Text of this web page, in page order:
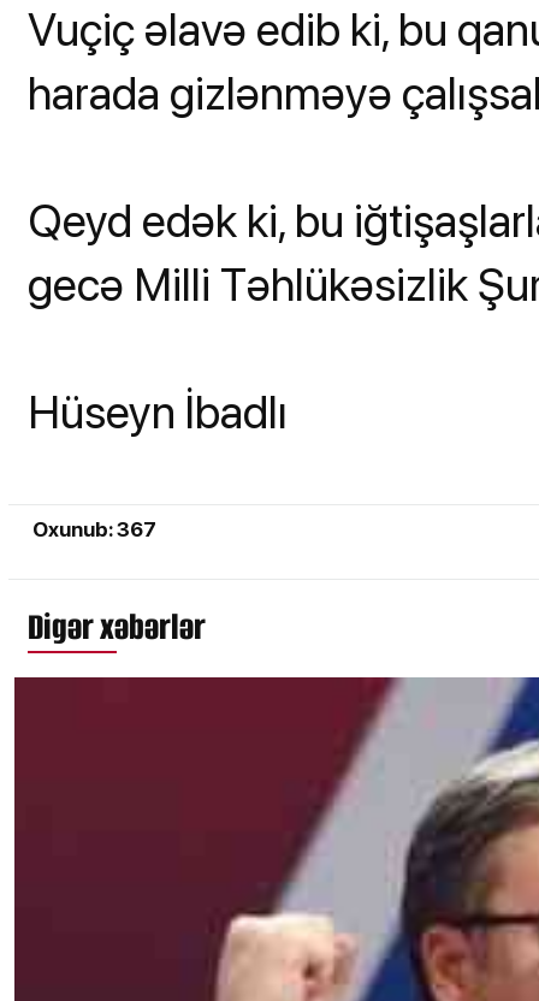
Vuçiç əlavə edib ki, bu
harada gizlənməyə
Qeyd edək ki, bu
gecə Milli Təhlükəsizlik
Hüseyn İbadlı
Oxunub: 367
Digər xəbərlər